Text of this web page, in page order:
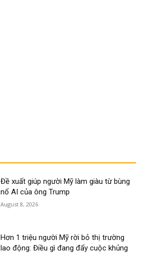
Đề xuất giúp người Mỹ làm giàu từ bùng
nổ AI của ông Trump
August 8, 2026
Hơn 1 triệu người Mỹ rời bỏ thị trường
lao động: Điều gì đang đẩy cuộc khủng